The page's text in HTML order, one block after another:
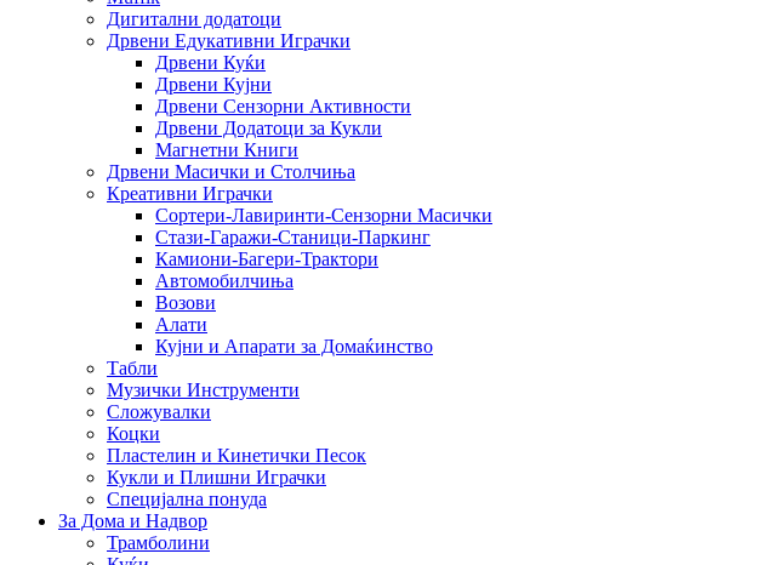
Дигитални додатоци
Дрвени Едукативни Играчки
Дрвени Куќи
Дрвени Кујни
Дрвени Сензорни Активности
Дрвени Додатоци за Кукли
Магнетни Книги
Дрвени Масички и Столчиња
Креативни Играчки
Сортери-Лавиринти-Сензорни Масички
Стази-Гаражи-Станици-Паркинг
Камиони-Багери-Трактори
Автомобилчиња
Возови
Алати
Кујни и Апарати за Домаќинство
Табли
Музички Инструменти
Сложувалки
Коцки
Пластелин и Кинетички Песок
Кукли и Плишни Играчки
Специјална понуда
За Дома и Надвор
Трамболини